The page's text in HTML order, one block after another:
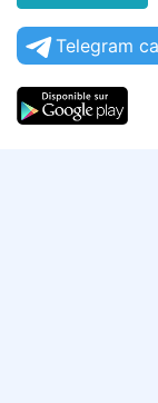
Telegram